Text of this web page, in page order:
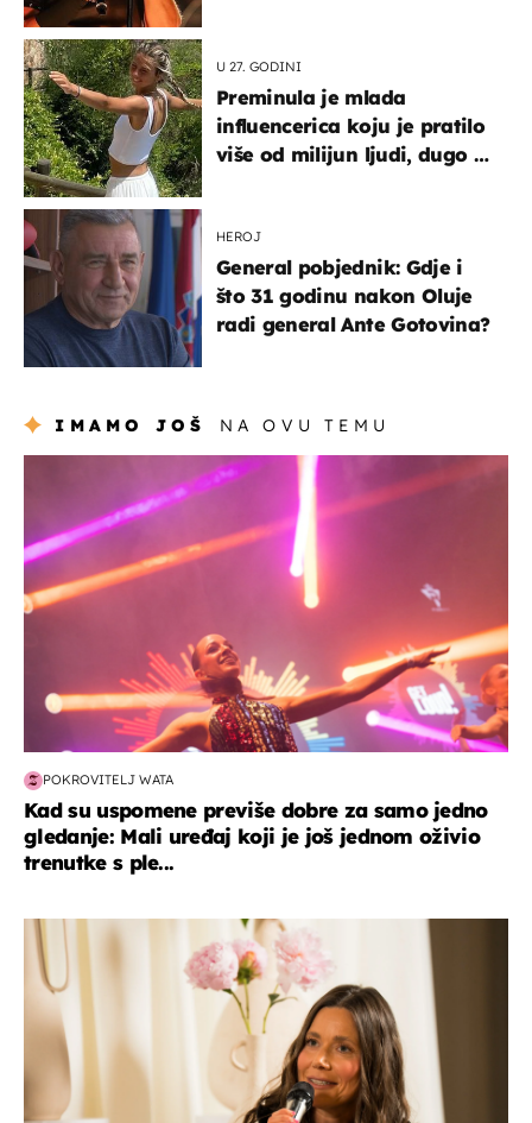
U 27. GODINI
Preminula je mlada
influencerica koju je pratilo
više od milijun ljudi, dugo se
HEROJ
General pobjednik: Gdje i
što 31 godinu nakon Oluje
radi general Ante Gotovina?
IMAMO JOŠ NA OVU TEMU
POKROVITELJ WATA
Kad su uspomene previše dobre za samo jedno
gledanje: Mali uređaj koji je još jednom oživio
trenutke s ple...
moda & ljepota